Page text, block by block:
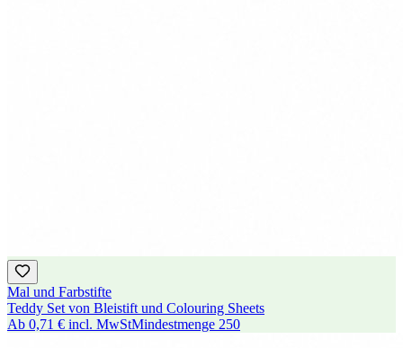
Mal und Farbstifte
Teddy Set von Bleistift und Colouring Sheets
Ab 0,71 € incl. MwStMindestmenge 250